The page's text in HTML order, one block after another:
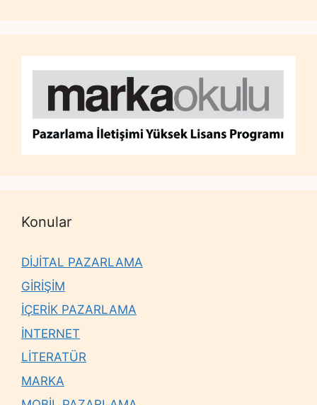
Konular
DİJİTAL PAZARLAMA
GİRİŞİM
İÇERİK PAZARLAMA
İNTERNET
LİTERATÜR
MARKA